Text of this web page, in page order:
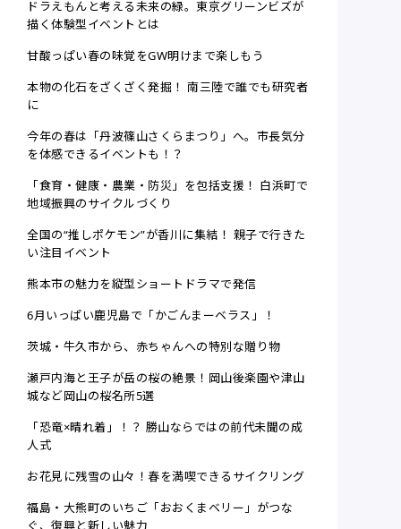
ドラえもんと考える未来の緑。東京グリーンビズが
描く体験型イベントとは
甘酸っぱい春の味覚をGW明けまで楽しもう
本物の化石をざくざく発掘！ 南三陸で誰でも研究者
に
今年の春は「丹波篠山さくらまつり」へ。市長気分
を体感できるイベントも！？
「食育・健康・農業・防災」を包括支援！ 白浜町で
地域振興のサイクルづくり
全国の“推しポケモン”が香川に集結！ 親子で行きた
い注目イベント
熊本市の魅力を縦型ショートドラマで発信
6月いっぱい鹿児島で「かごんまーベラス」！
茨城・牛久市から、赤ちゃんへの特別な贈り物
瀬戸内海と王子が岳の桜の絶景！岡山後楽園や津山
城など岡山の桜名所5選
「恐竜×晴れ着」！？ 勝山ならではの前代未聞の成
人式
お花見に残雪の山々！春を満喫できるサイクリング
福島・大熊町のいちご「おおくまベリー」がつな